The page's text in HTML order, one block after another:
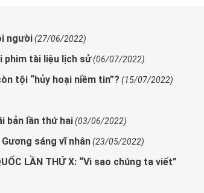
người(27/06/2022)
phim tài liệu lịch sử(06/07/2022)
tội “hủy hoại niềm tin”? (15/07/2022)
bản lần thứ hai(03/06/2022)
Gương sáng vĩ nhân(23/05/2022)
LẦN THỨ X: “Vì sao chúng ta viết”